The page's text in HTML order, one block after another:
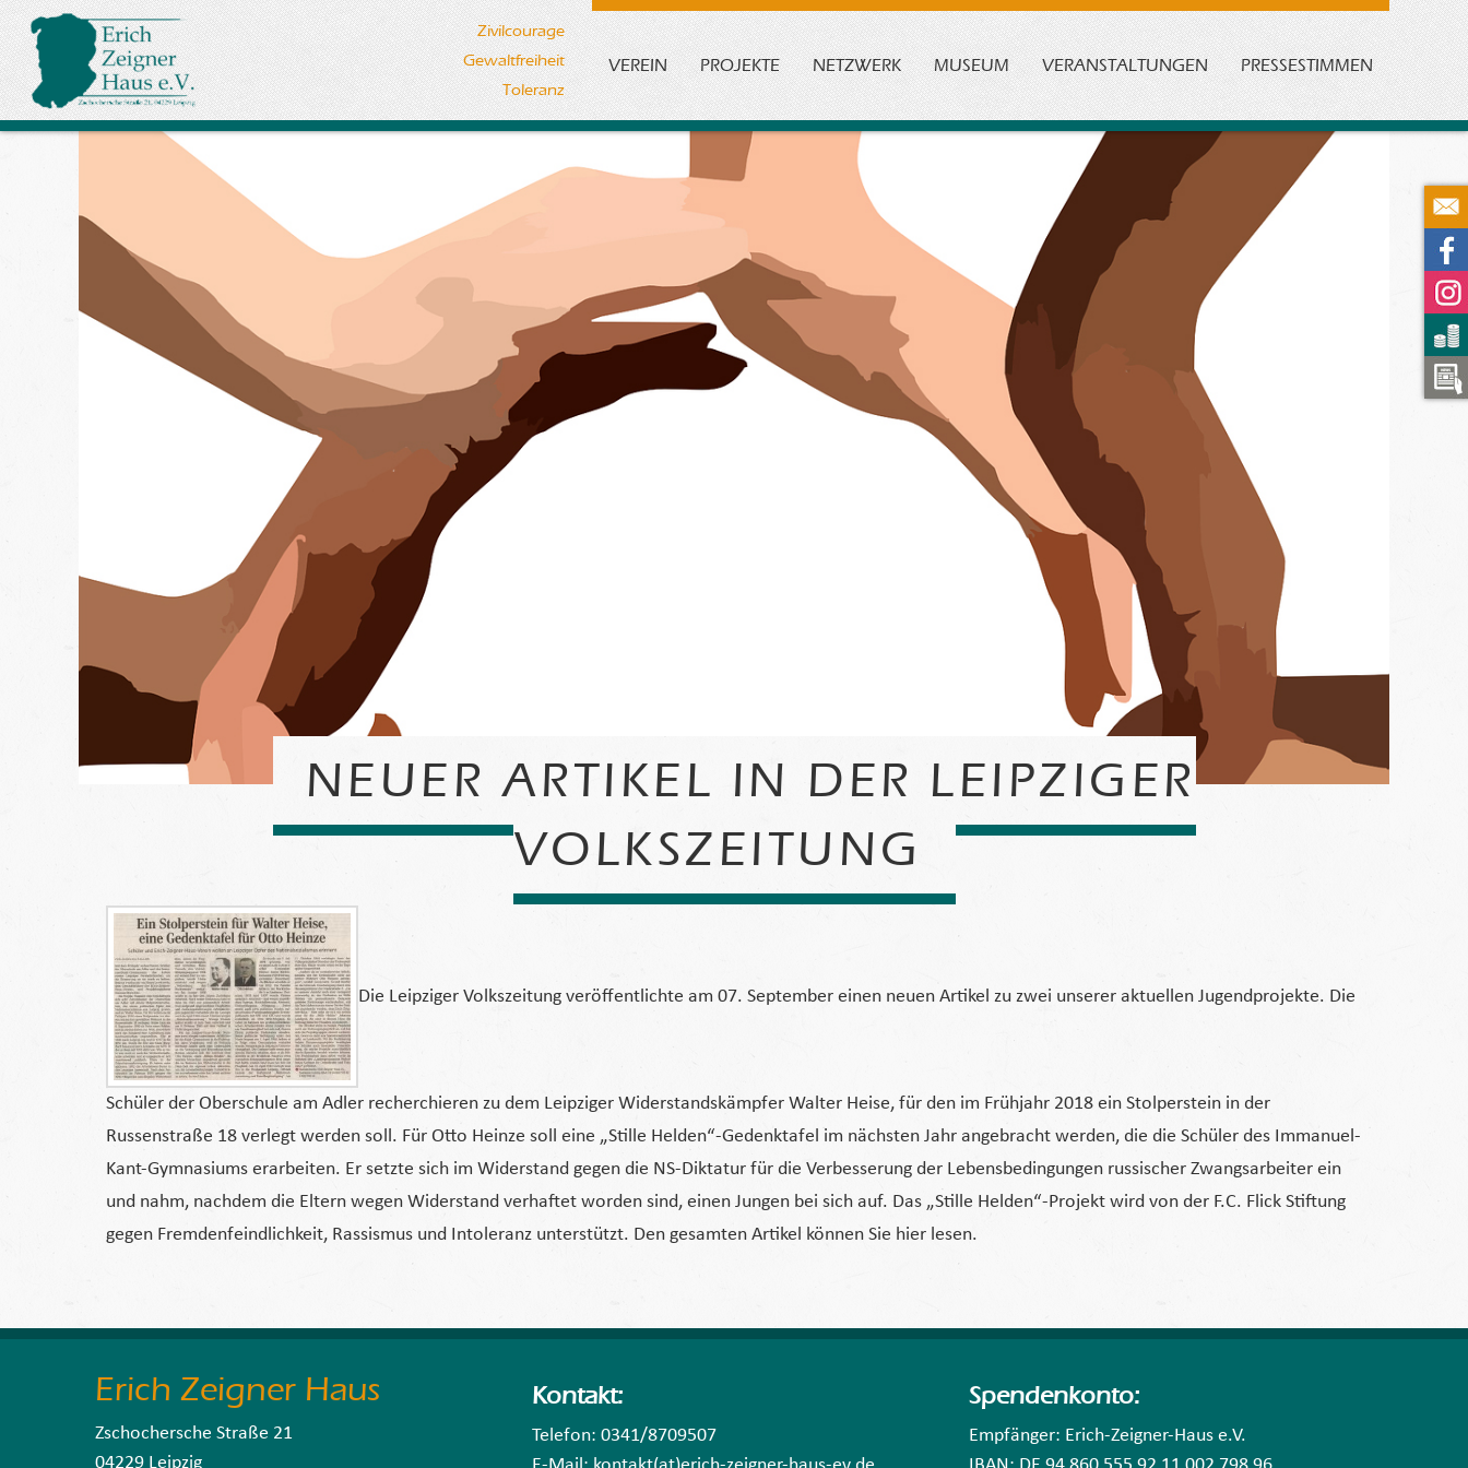
VEREIN PROJEKTE NETZWERK MUSEUM VERANSTALTUNGEN PRESSESTIMMEN
Zivilcourage
Gewaltfreiheit
Toleranz
NEUER ARTIKEL IN DER LEIPZIGER
VOLKSZEITUNG
Die Leipziger Volkszeitung veröffentlichte am 07. September einen neuen Artikel zu zwei unserer aktuellen Jugendprojekte. Die
Schüler der Oberschule am Adler recherchieren zu dem Leipziger Widerstandskämpfer Walter Heise, für den im Frühjahr 2018 ein Stolperstein in der
Russenstraße 18 verlegt werden soll. Für Otto Heinze soll eine „Stille Helden“-Gedenktafel im nächsten Jahr angebracht werden, die die Schüler des Immanuel-
Kant-Gymnasiums erarbeiten. Er setzte sich im Widerstand gegen die NS-Diktatur für die Verbesserung der Lebensbedingungen russischer Zwangsarbeiter ein
und nahm, nachdem die Eltern wegen Widerstand verhaftet worden sind, einen Jungen bei sich auf. Das „Stille Helden“-Projekt wird von der F.C. Flick Stiftung
gegen Fremdenfeindlichkeit, Rassismus und Intoleranz unterstützt. Den gesamten Artikel können Sie hier lesen.
Erich Zeigner Haus
Zschochersche Straße 21
04229 Leipzig
Kontakt:
Telefon: 0341/8709507
Spendenkonto:
Empfänger: Erich-Zeigner-Haus e.V.